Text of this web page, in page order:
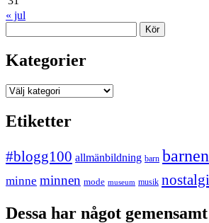
« jul
Kategorier
Kategorier
Etiketter
#blogg100 allmänbildning barn barnen
minne minnen mode museum musik nostalgi
Dessa har något gemensamt